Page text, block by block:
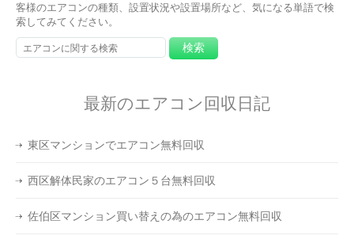
客様のエアコンの種類、設置状況や設置場所など、気になる単語で検
索してみてください。
最新のエアコン回収日記
東区マンションでエアコン無料回収
西区解体民家のエアコン５台無料回収
佐伯区マンション買い替えの為のエアコン無料回収